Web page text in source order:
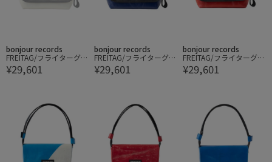
bonjour records
FREITAG/フライターグ H
AWAII FIVE-0
¥29,601
bonjour records
FREITAG/フライターグ H
AWAII FIVE-0
¥29,601
bonjour records
FREITAG/フライターグ H
AWAII FIVE-0
¥29,601